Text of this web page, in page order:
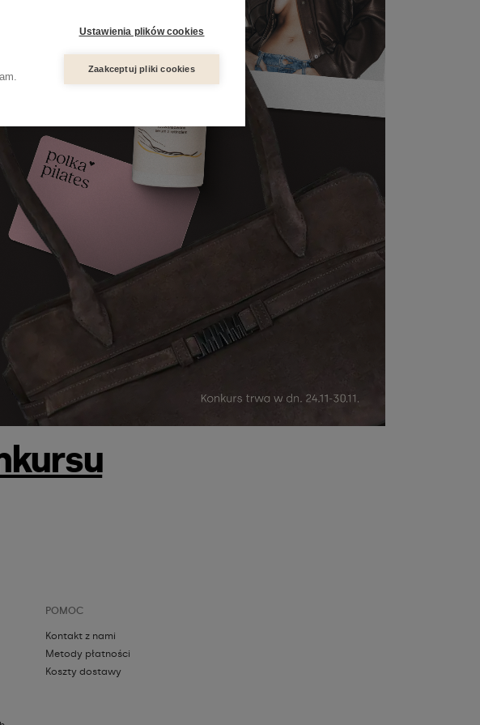
POMOC
Kontakt z nami
Metody płatności
Koszty dostawy
Ustawienia plików cookies
Zaakceptuj pliki cookies